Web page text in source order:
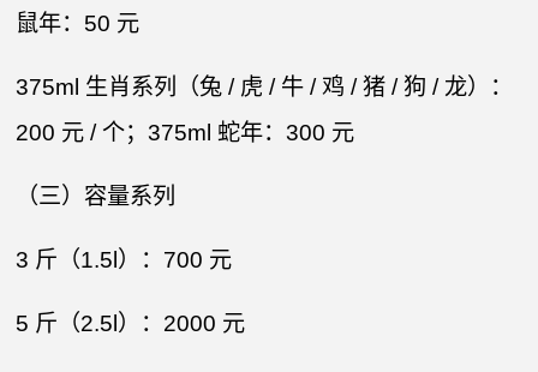
鼠年：50 元​
375ml 生肖系列（兔 / 虎 / 牛 / 鸡 / 猪 / 狗 / 龙）：
200 元 / 个；375ml 蛇年：300 元​
（三）容量系列​
3 斤（1.5l）：700 元​
5 斤（2.5l）：2000 元​